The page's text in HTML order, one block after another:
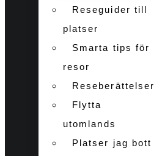
Reseguider till
platser
Smarta tips för
resor
Reseberättelser
Flytta
utomlands
Platser jag bott